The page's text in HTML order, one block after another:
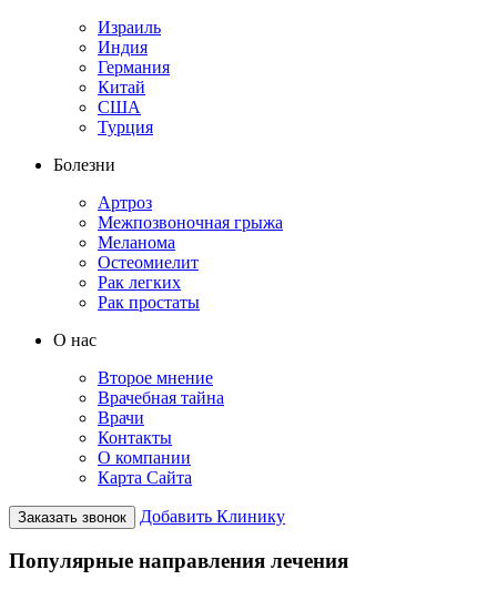
Израиль
Индия
Германия
Китай
США
Турция
Болезни
Артроз
Межпозвоночная грыжа
Меланома
Остеомиелит
Рак легких
Рак простаты
О нас
Второе мнение
Врачебная тайна
Врачи
Контакты
О компании
Карта Сайта
Заказать звонок Добавить Клинику
Популярные направления лечения